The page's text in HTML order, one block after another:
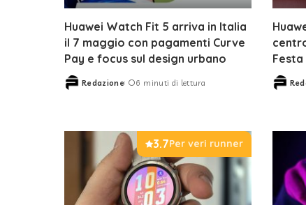
Huawei Watch Fit 5 arriva in Italia
il 7 maggio con pagamenti Curve
Pay e focus sul design urbano
Posted
Redazione 6 minuti di lettura
Festa
Posted
3.7Per veri runner